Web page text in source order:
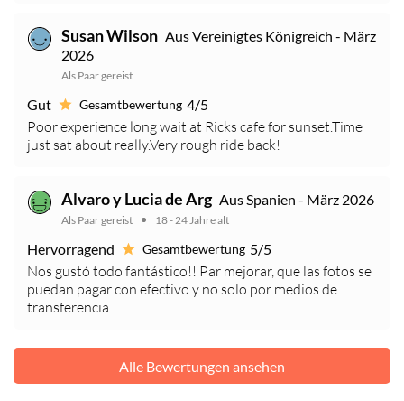
Susan Wilson Aus Vereinigtes Königreich - März
2026
Als Paar gereist
Gut Gesamtbewertung 4/5
Poor experience long wait at Ricks cafe for sunset.Time
just sat about really.Very rough ride back!
Alvaro y Lucia de Arg Aus Spanien - März 2026
Als Paar gereist 18 - 24 Jahre alt
Hervorragend Gesamtbewertung 5/5
Nos gustó todo fantástico!! Par mejorar, que las fotos se
puedan pagar con efectivo y no solo por medios de
transferencia.
Alle Bewertungen ansehen